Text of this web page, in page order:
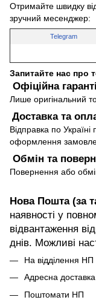
Отримайте швидку
зручний месенджер:
Telegram
Запитайте нас про
Офіційна
Лише оригінальний
Доставка та
Відправка по
оформлення
Обмін та
Повернення або
Нова Пошта (за
наявності у
відвантаження
днів. Можливі
На відділення НП
Адресна доставка
Поштомати НП